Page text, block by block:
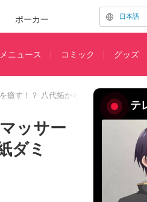
ポーカー 日本語
ニュース コミック グッズ
す！？ 八代拓からの“お手紙ダミヘ”も
ッサー
ダミ
テ